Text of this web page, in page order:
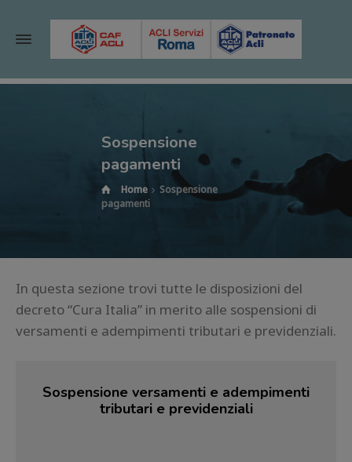
Sospensione
pagamenti
Home
Sospensione
pagamenti
In questa sezione trovi tutte le disposizioni del
decreto “Cura Italia” in merito alle sospensioni di
versamenti e adempimenti tributari e previdenziali.
Sospensione versamenti e adempimenti
tributari e previdenziali